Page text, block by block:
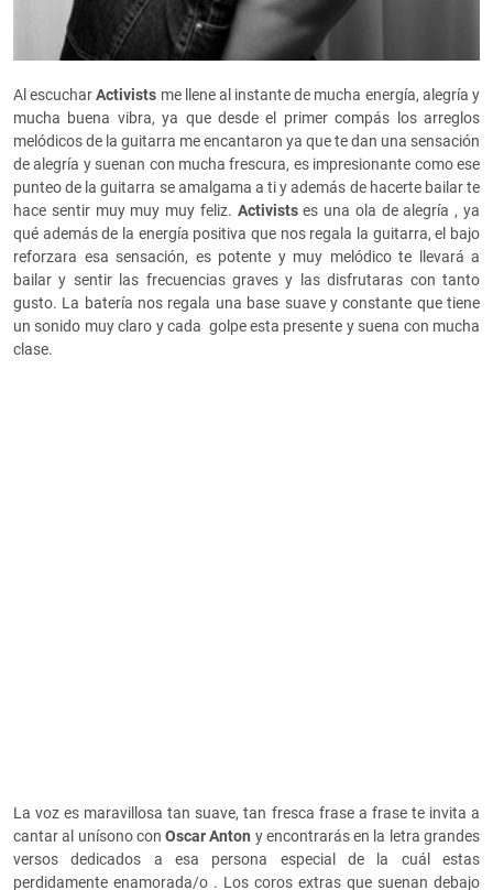
Al escucharActivists me llene al instante de mucha energía, alegría y
mucha buena vibra, ya que desde el primer compás los arreglos
melódicos de la guitarra me encantaron ya que te dan una sensación
de alegría y suenan con mucha frescura, es impresionante como ese
punteo de la guitarra se amalgama a ti y además de hacerte bailar te
hace sentir muy muy muy feliz. Activistses una ola de alegría , ya
qué además de la energía positiva que nos regala la guitarra, el bajo
reforzara esa sensación, es potente y muy melódico te llevará a
bailar y sentir las frecuencias graves y las disfrutaras con tanto
gusto. La batería nos regala una base suave y constante que tiene
un sonido muy claro y cada golpe esta presente y suena con mucha
clase.
La voz es maravillosa tan suave, tan fresca frase a frase te invita a
cantar al unísono conOscar Anton y encontrarás en la letra grandes
versos dedicados a esa persona especial de la cuál estas
perdidamente enamorada/o . Los coros extras que suenan debajo